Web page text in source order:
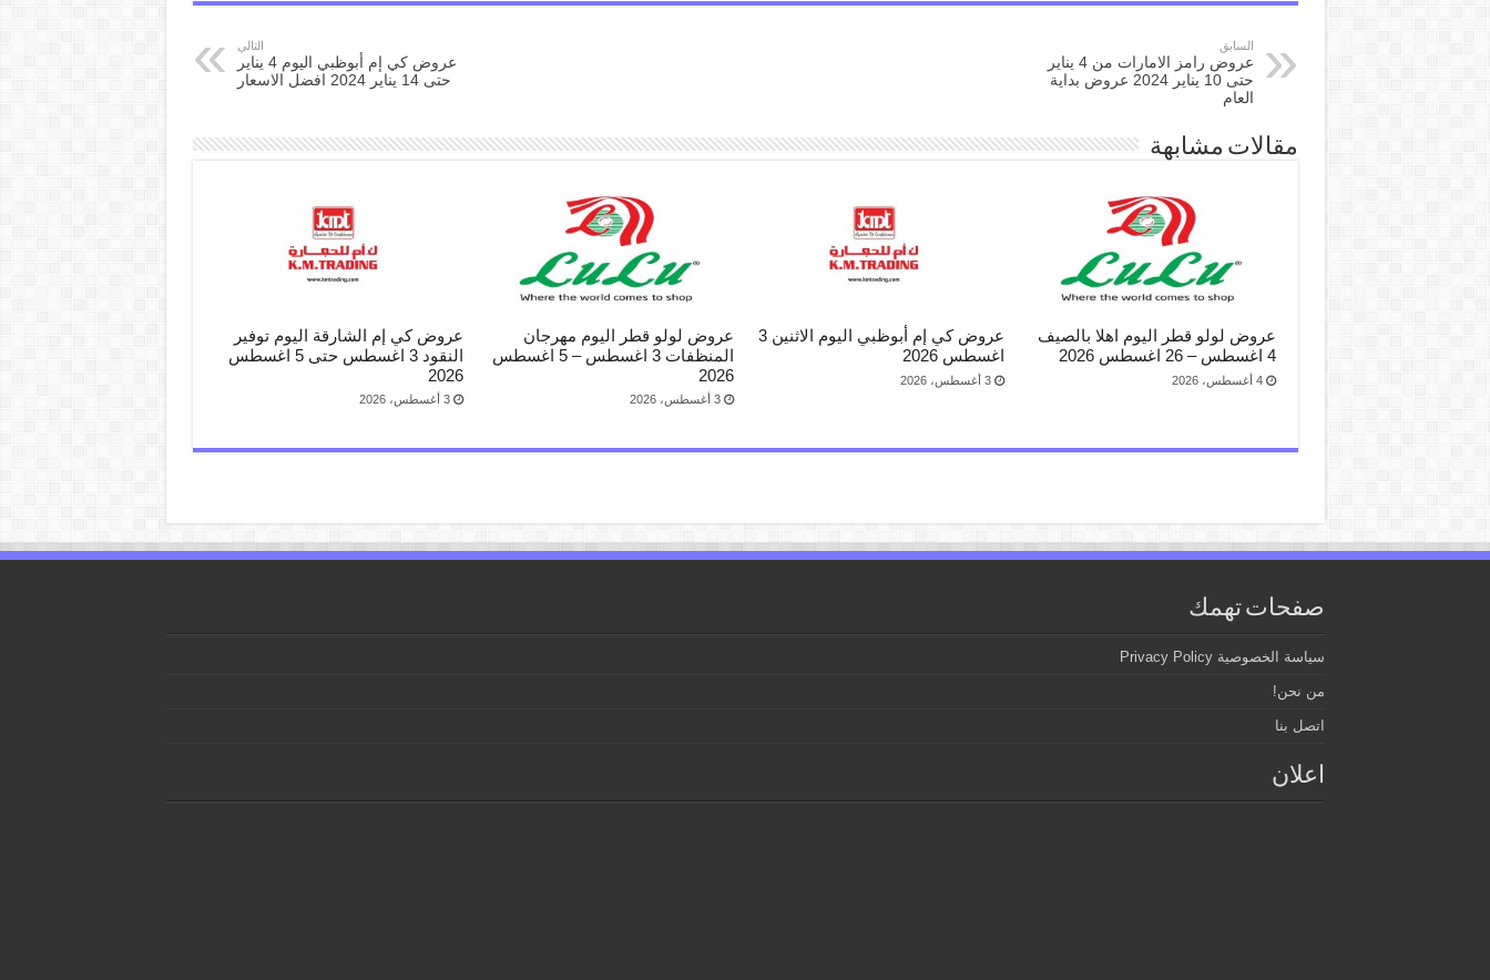
السابق
عروض رامز الامارات من 4 يناير
حتى 10 يناير 2024 عروض بداية
العام
التالي
عروض كي إم أبوظبي اليوم 4 يناير
حتى 14 يناير 2024 افضل الاسعار
مقالات مشابهة
عروض لولو قطر اليوم اهلا بالصيف
4 اغسطس – 26 اغسطس 2026
4 أغسطس، 2026
عروض كي إم أبوظبي اليوم الاثنين 3
اغسطس 2026
3 أغسطس، 2026
عروض لولو قطر اليوم مهرجان
المنظفات 3 اغسطس – 5 اغسطس
2026
3 أغسطس، 2026
عروض كي إم الشارقة اليوم توفير
النقود 3 اغسطس حتى 5 اغسطس
2026
3 أغسطس، 2026
صفحات تهمك
سياسة الخصوصية Privacy Policy
من نحن!
اتصل بنا
اعلان